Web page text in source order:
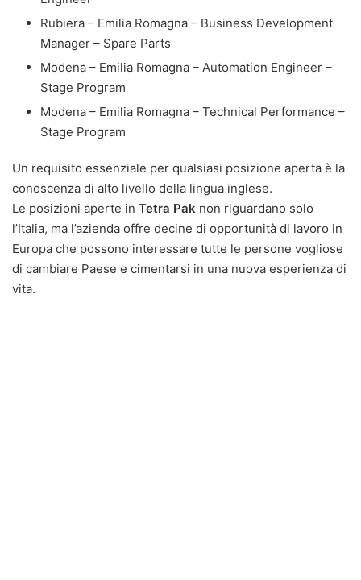
Rubiera – Emilia Romagna – Business Development
Manager – Spare Parts
Modena – Emilia Romagna – Automation Engineer –
Stage Program
Modena – Emilia Romagna – Technical Performance –
Stage Program
Un requisito essenziale per qualsiasi posizione aperta è la
conoscenza di alto livello della lingua inglese.
Le posizioni aperte in Tetra Pak non riguardano solo
l’Italia, ma l’azienda offre decine di opportunità di lavoro in
Europa che possono interessare tutte le persone vogliose
di cambiare Paese e cimentarsi in una nuova esperienza di
vita.